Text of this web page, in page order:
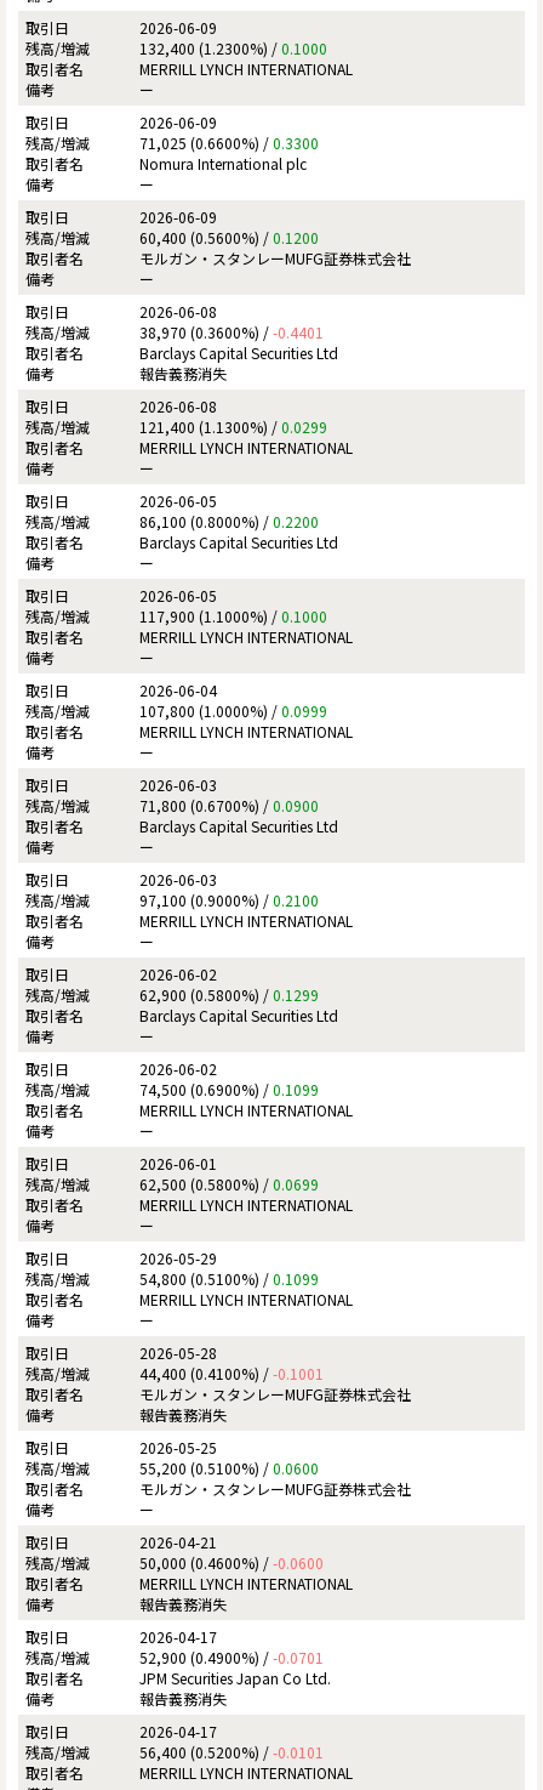
2026-06-09
132,400 (1.2300%) /0.1000
MERRILL LYNCH INTERNATIONAL
ー
2026-06-09
71,025 (0.6600%) /0.3300
Nomura International plc
ー
2026-06-09
60,400 (0.5600%) /0.1200
モルガン・スタンレーMUFG証券株式会社
ー
2026-06-08
38,970 (0.3600%) /-0.4401
Barclays Capital Securities Ltd
報告義務消失
2026-06-08
121,400 (1.1300%) /0.0299
MERRILL LYNCH INTERNATIONAL
ー
2026-06-05
86,100 (0.8000%) /0.2200
Barclays Capital Securities Ltd
ー
2026-06-05
117,900 (1.1000%) /0.1000
MERRILL LYNCH INTERNATIONAL
ー
2026-06-04
107,800 (1.0000%) /0.0999
MERRILL LYNCH INTERNATIONAL
ー
2026-06-03
71,800 (0.6700%) /0.0900
Barclays Capital Securities Ltd
ー
2026-06-03
97,100 (0.9000%) /0.2100
MERRILL LYNCH INTERNATIONAL
ー
2026-06-02
62,900 (0.5800%) /0.1299
Barclays Capital Securities Ltd
ー
2026-06-02
74,500 (0.6900%) /0.1099
MERRILL LYNCH INTERNATIONAL
ー
2026-06-01
62,500 (0.5800%) /0.0699
MERRILL LYNCH INTERNATIONAL
ー
2026-05-29
54,800 (0.5100%) /0.1099
MERRILL LYNCH INTERNATIONAL
ー
2026-05-28
44,400 (0.4100%) /-0.1001
モルガン・スタンレーMUFG証券株式会社
報告義務消失
2026-05-25
55,200 (0.5100%) /0.0600
モルガン・スタンレーMUFG証券株式会社
ー
2026-04-21
50,000 (0.4600%) /-0.0600
MERRILL LYNCH INTERNATIONAL
報告義務消失
2026-04-17
52,900 (0.4900%) /-0.0701
JPM Securities Japan Co Ltd.
報告義務消失
2026-04-17
56,400 (0.5200%) /-0.0101
MERRILL LYNCH INTERNATIONAL